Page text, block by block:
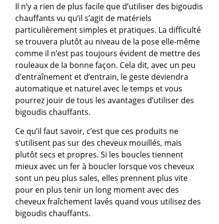
Il n’y a rien de plus facile que d’utiliser des bigoudis
chauffants vu qu’il s’agit de matériels
particulièrement simples et pratiques. La difficulté
se trouvera plutôt au niveau de la pose elle-même
comme il n’est pas toujours évident de mettre des
rouleaux de la bonne façon. Cela dit, avec un peu
d’entraînement et d’entrain, le geste deviendra
automatique et naturel avec le temps et vous
pourrez jouir de tous les avantages d’utiliser des
bigoudis chauffants.
Ce qu’il faut savoir, c’est que ces produits ne
s’utilisent pas sur des cheveux mouillés, mais
plutôt secs et propres. Si les boucles tiennent
mieux avec un fer à boucler lorsque vos cheveux
sont un peu plus sales, elles prennent plus vite
pour en plus tenir un long moment avec des
cheveux fraîchement lavés quand vous utilisez des
bigoudis chauffants.